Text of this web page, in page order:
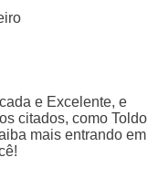
e Excelente, e
citados, como Toldo
mais entrando em